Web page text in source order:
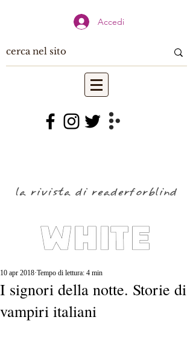
Accedi
I signori della notte. Storie di
vampiri italiani
10 apr 2018 Tempo di lettura: 4 min